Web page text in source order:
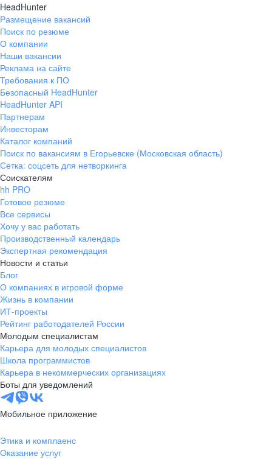
HeadHunter
Размещение вакансий
Поиск по резюме
О компании
Наши вакансии
Реклама на сайте
Требования к ПО
Безопасный HeadHunter
HeadHunter API
Партнерам
Инвесторам
Каталог компаний
Поиск по вакансиям в Егорьевске (Московская область)
Сетка: соцсеть для нетворкинга
Соискателям
hh PRO
Готовое резюме
Все сервисы
Хочу у вас работать
Производственный календарь
Экспертная рекомендация
Новости и статьи
Блог
О компаниях в игровой форме
Жизнь в компании
ИТ-проекты
Рейтинг работодателей России
Молодым специалистам
Карьера для молодых специалистов
Школа программистов
Карьера в некоммерческих организациях
Боты для уведомлений
Мобильное приложение
Этика и комплаенс
Оказание услуг